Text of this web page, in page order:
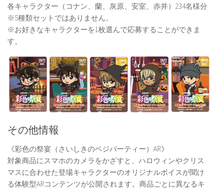
各キャラクター（コナン、蘭、灰原、安室、赤井）234名様分
※5種類セットではありません。
※お好きなキャラクターを1枚選んで応募することができま
す。
その他情報
《彩色の祭宴（さいしきのベジパーティー）AR》
対象商品にスマホのカメラをかざすと、ハロウィンやクリス
マスに合わせた登場キャラクターのオリジナルボイスが聞け
る体験型ARコンテンツが公開されます。商品ごとに異なるキ